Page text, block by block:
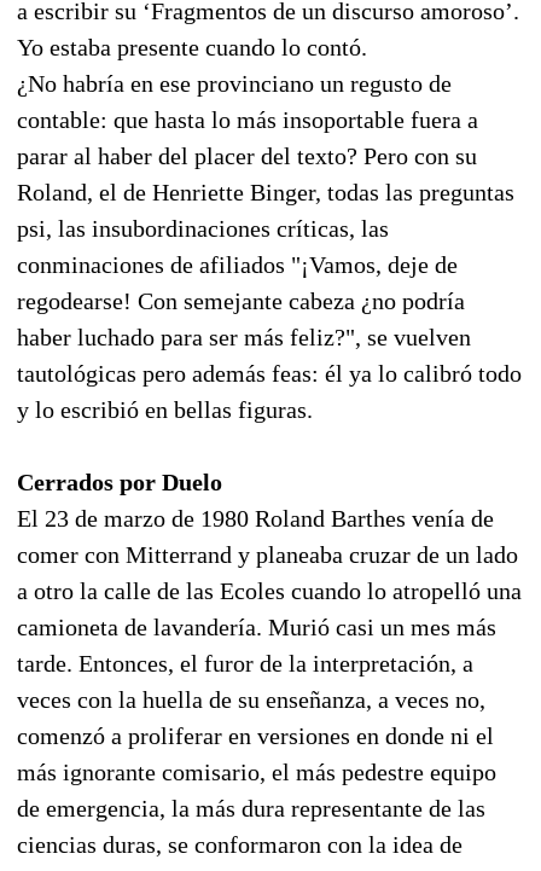
a escribir su ‘Fragmentos de un discurso amoroso’.
Yo estaba presente cuando lo contó.
¿No habría en ese provinciano un regusto de
contable: que hasta lo más insoportable fuera a
parar al haber del placer del texto? Pero con su
Roland, el de Henriette Binger, todas las preguntas
psi, las insubordinaciones críticas, las
conminaciones de afiliados "¡Vamos, deje de
regodearse! Con semejante cabeza ¿no podría
haber luchado para ser más feliz?", se vuelven
tautológicas pero además feas: él ya lo calibró todo
y lo escribió en bellas figuras.
Cerrados por Duelo
El 23 de marzo de 1980 Roland Barthes venía de
comer con Mitterrand y planeaba cruzar de un lado
a otro la calle de las Ecoles cuando lo atropelló una
camioneta de lavandería. Murió casi un mes más
tarde. Entonces, el furor de la interpretación, a
veces con la huella de su enseñanza, a veces no,
comenzó a proliferar en versiones en donde ni el
más ignorante comisario, el más pedestre equipo
de emergencia, la más dura representante de las
ciencias duras, se conformaron con la idea de